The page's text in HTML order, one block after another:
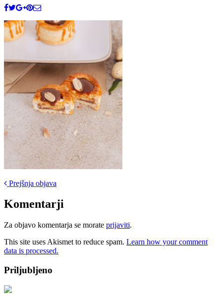
Post
navigation
Prejšnja objava
Komentarji
Za objavo komentarja se morate prijaviti.
This site uses Akismet to reduce spam. Learn how your comment
data is processed.
Priljubljeno